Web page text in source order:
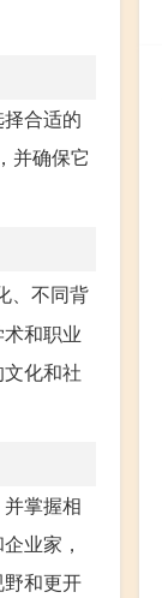
合适的
并确保它
、不同背
和职业
化和社
掌握相
业家，
和更开